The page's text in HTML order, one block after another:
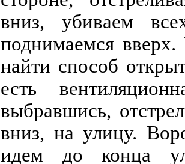
вниз, убиваем
поднимаемся вверх.
найти способ
есть
выбравшись,
вниз, на улицу.
идем до конца